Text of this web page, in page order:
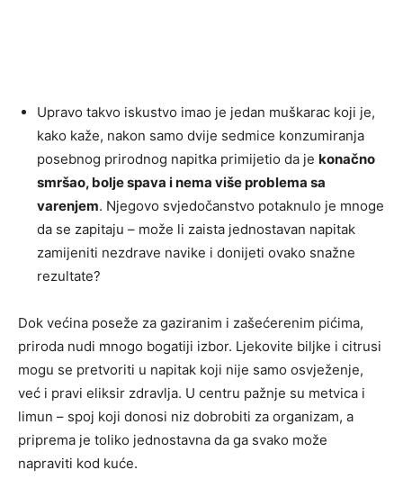
Upravo takvo iskustvo imao je jedan muškarac koji je,
kako kaže, nakon samo dvije sedmice konzumiranja
posebnog prirodnog napitka primijetio da je konačno
smršao, bolje spava i nema više problema sa
varenjem. Njegovo svjedočanstvo potaknulo je mnoge
da se zapitaju – može li zaista jednostavan napitak
zamijeniti nezdrave navike i donijeti ovako snažne
rezultate?
Dok većina poseže za gaziranim i zašećerenim pićima,
priroda nudi mnogo bogatiji izbor. Ljekovite biljke i citrusi
mogu se pretvoriti u napitak koji nije samo osvježenje,
već i pravi eliksir zdravlja. U centru pažnje su metvica i
limun – spoj koji donosi niz dobrobiti za organizam, a
priprema je toliko jednostavna da ga svako može
napraviti kod kuće.